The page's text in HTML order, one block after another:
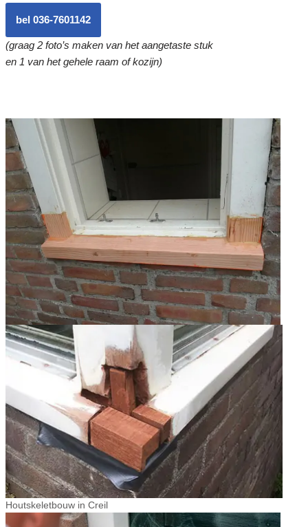
bel 036-7601142
(graag 2 foto’s maken van het aangetaste stuk
en 1 van het gehele raam of kozijn)
Houtskeletbouw in Creil